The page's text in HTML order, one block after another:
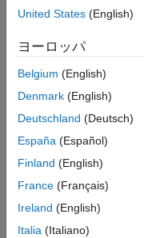
parameters.
If you have DSP
theSystemObject
available for that
However, not all
by System objects.
Examples
collapse all
United States (English)
ヨーロッパ
Belgium (English)
Denmark (English)
Deutschland (Deutsch)
España (Español)
Finland (English)
France (Français)
Ireland (English)
Italia (Italiano)